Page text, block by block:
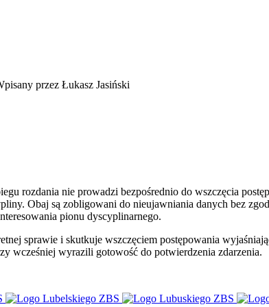
przez Łukasz Jasiński
rozdania nie prowadzi bezpośrednio do wszczęcia
Obaj są zobligowani do nieujawniania danych bez
pionu dyscyplinarnego.
sprawie i skutkuje wszczęciem postępowania
wcześniej wyrazili gotowość do potwierdzenia zdarzenia.